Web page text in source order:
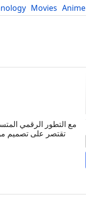
Movies Anime
مع التطور الرقمي
تقتصر على تصميم
الجوال، بالإضافة